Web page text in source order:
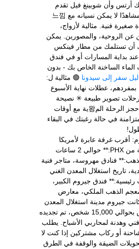
أرتس وأن شوبينغ فيل تقدم
سيدونا مشاهدًا لا يمكن نسيانه مع 느낌
صغيرة فنية. مثالية لأزواج،
عن الروحية، والمصورين. يمكن
أن تستلمك من مطار فينكس
بداية المسارات أو في فندق
الماء الساخنة الخاص بك - بدون
سفر إلى سيدونا 🟢 مثالية ل:
بمفردهم، عطلات نهاية الأسبوع
رحلات تصوير طبيعة ✳ نصيحة
شاحنة: حجز الرحلة الم왕ية مع أوقات
في حالة رغبتك في البقاء
أقرب غرفة عابرة لأمريكا
**مسافة من PHX:** حوالي 2 ساعات
فنادق مهروسة، متاجر فنية
تاريخ استغلال المعدن الغني
فندق جيروم الكبير،
الذهب الملكي، معارض
جيروم مدينة استغلال المعدن
للرصاص بحوالي 15,000 شخص، تم تجديده
وهدنة لمحاربي الأشباح. يطلب
أو ركاب مشتركين إذا كنت لا
الضيقة والوقفة في الطرق